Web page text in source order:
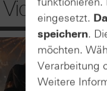
eingesetzt.
speichern.
möchten.
Verarbeitung
Weitere